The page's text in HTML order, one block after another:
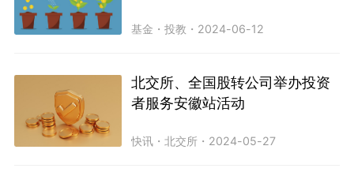
基金 ・投教 ・ 2024-06-12
北交所、全国股转公司举办投资
者服务安徽站活动
快讯 ・北交所 ・ 2024-05-27